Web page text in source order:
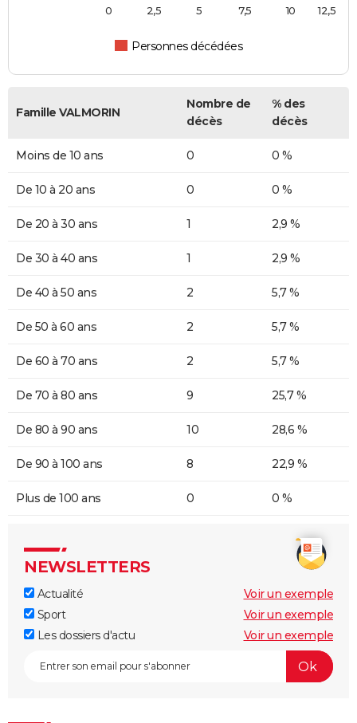
Personnes décédées
0 10
2,5 5 7,5 12,5
Famille VALMORIN
Nombre de
décès
% des
décès
Moins de 10 ans 0 0 %
De 10 à 20 ans 0 0 %
De 20 à 30 ans 1 2,9 %
De 30 à 40 ans 1 2,9 %
De 40 à 50 ans 2 5,7 %
De 50 à 60 ans 2 5,7 %
De 60 à 70 ans 2 5,7 %
De 70 à 80 ans 9 25,7 %
De 80 à 90 ans 10 28,6 %
De 90 à 100 ans 8 22,9 %
Plus de 100 ans 0 0 %
NEWSLETTERS
Actualité
Voir un exemple
Sport
Voir un exemple
Les dossiers d'actu
Voir un exemple